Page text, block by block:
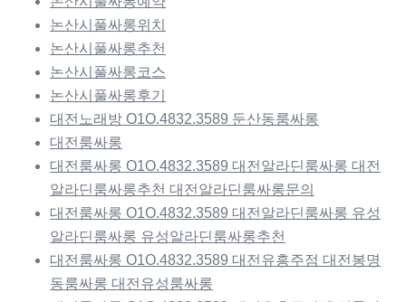
논산시풀싸롱위치
논산시풀싸롱추천
논산시풀싸롱코스
논산시풀싸롱후기
대전노래방 O1O.4832.3589 둔산동룸싸롱
대전룸싸롱
대전룸싸롱 O1O.4832.3589 대전알라딘룸싸롱 대전
알라딘룸싸롱추천 대전알라딘룸싸롱문의
대전룸싸롱 O1O.4832.3589 대전알라딘룸싸롱 유성
알라딘룸싸롱 유성알라딘룸싸롱추천
대전룸싸롱 O1O.4832.3589 대전유흥주점 대전봉명
동룸싸롱 대전유성룸싸롱